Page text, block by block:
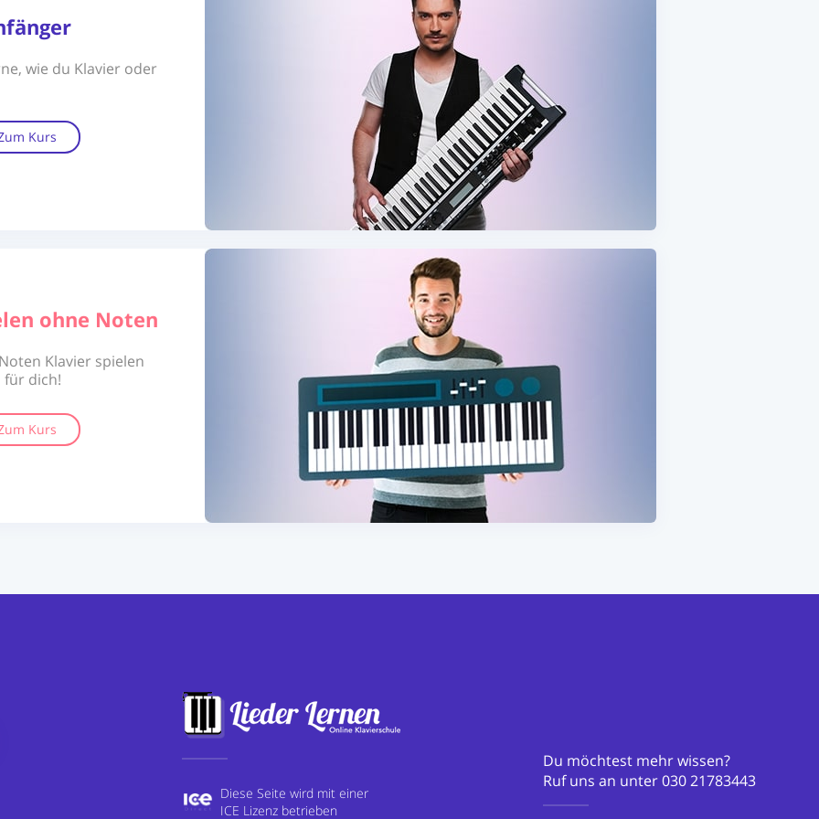
wie du Klavier oder
Kurs
ohne Noten
Klavier spielen
für dich!
Kurs
Diese Seite wird mit einer
ICE Lizenz betrieben
Du möchtest mehr wissen?
Ruf uns an unter030 21783443